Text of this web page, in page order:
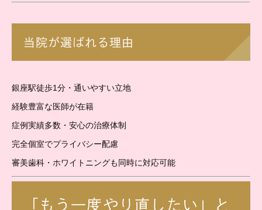
当院が選ばれる理由
銀座駅徒歩1分・通いやすい立地
経験豊富な医師が在籍
症例実績多数・安心の治療体制
完全個室でプライバシー配慮
審美歯科・ホワイトニングも同時に対応可能
「もう一度やり直したい」と